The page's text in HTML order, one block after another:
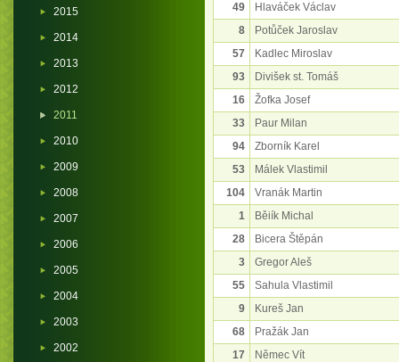
49
Hlaváček Václav
8
Potůček Jaroslav
57
Kadlec Miroslav
93
Divišek st. Tomáš
16
Žofka Josef
33
Paur Milan
94
Zborník Karel
53
Málek Vlastimil
104
Vranák Martin
1
Běiík Michal
28
Bicera Štěpán
3
Gregor Aleš
55
Sahula Vlastimil
9
Kureš Jan
68
Pražák Jan
17
Němec Vít
2015
2014
2013
2012
2011
2010
2009
2008
2007
2006
2005
2004
2003
2002